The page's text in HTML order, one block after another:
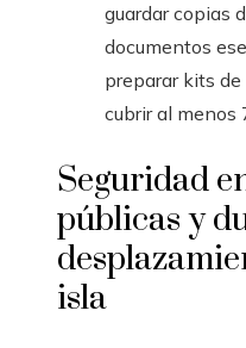
guardar copias
documentos
preparar kits
cubrir al menos
Seguridad
públicas y
isla